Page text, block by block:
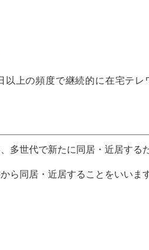
上の頻度で継続的に在宅テレ
多世代で新たに同居・近居する
ら同居・近居することをいいます